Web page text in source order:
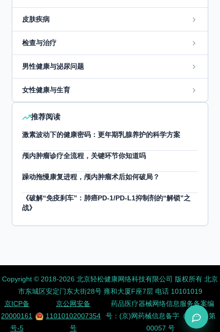
皮肤疾病
检查与治疗
男性健康与泌尿问题
女性健康与生育
推荐阅读
激素波动下的健康密码：更年期乳腺养护的科学方案
颅内肿瘤诊疗全流程，关键环节你知道吗
躁动拖慢康复进程，颅内肿瘤术后如何破局？
《破解“免疫刹车”：肺癌PD-1/PD-L1抑制剂的“解锁”之
战》
Copyright ©️ 2018-2026 北京轻松健康网络科技有限公司 版权所有 北京
市东城区安定门东大街28号 雍和大厦F座7层 电话 10101019
京ICP备
20000161
号-5
京公网安备
11010102007354
号
药品医疗器械网络信息服务备案编
号：(京)网药械信息备字（2026）第
00057 号